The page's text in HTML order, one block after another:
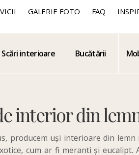
GALERIE FOTO FAQ
Scări interioare Bucătării
interior din
producem uși interioare din
cum ar fi meranti și eucalipt.